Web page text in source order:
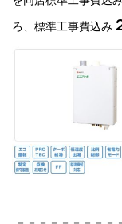
ろ、 標準工事費込み